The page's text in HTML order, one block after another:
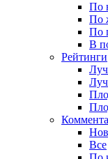
По
По
По
В
Рейтинги
Все